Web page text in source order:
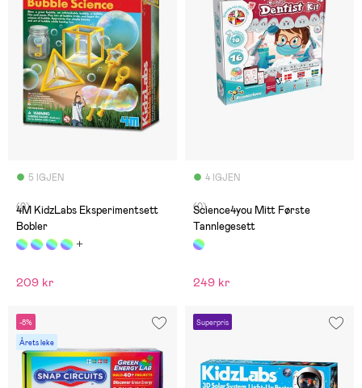
5 IGJEN
(0)
4M KidzLabs Eksperimentsett
Bobler
209 kr
4 IGJEN
(0)
Science4you Mitt Første
Tannlegesett
249 kr
-8%
Årets leke
Superpris